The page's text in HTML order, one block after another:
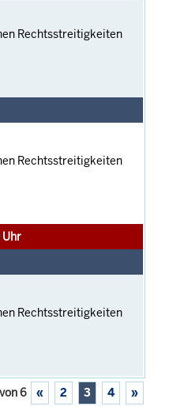
Rechtsstreitigkeiten
Rechtsstreitigkeiten
Uhr
Rechtsstreitigkeiten
6 « 2 3 4 »